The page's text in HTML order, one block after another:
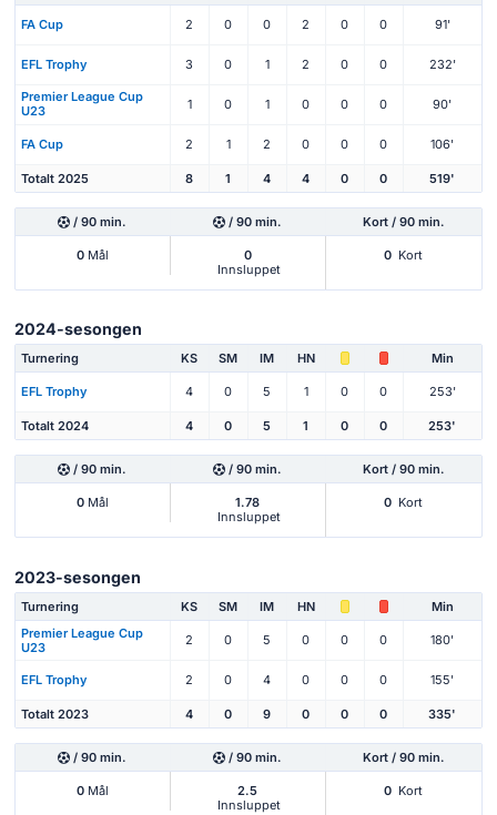
FA Cup 2 0 0 2 0 0 91'
EFL Trophy 3 0 1 2 0 0 232'
Premier League Cup
U23
1 0 1 0 0 0 90'
FA Cup 2 1 2 0 0 0 106'
Totalt 2025 8 1 4 4 0 0 519'
/ 90 min. / 90 min. Kort / 90 min.
0Mål
0
Innsluppet
0 Kort
2024-sesongen
Turnering KS SM IM HN Min
EFL Trophy 4 0 5 1 0 0 253'
Totalt 2024 4 0 5 1 0 0 253'
/ 90 min. / 90 min. Kort / 90 min.
0Mål
1.78
Innsluppet
0 Kort
2023-sesongen
Turnering KS SM IM HN
Min
Premier League Cup
U23
2 0 5 0 0 0 180'
EFL Trophy 2 0 4 0 0 0 155'
Totalt 2023 4 0 9 0 0 0 335'
/ 90 min. / 90 min. Kort / 90 min.
0Mål
2.5
Innsluppet
0 Kort